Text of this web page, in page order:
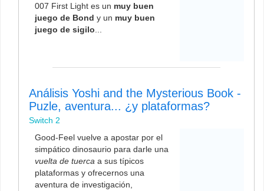
007 First Light es un muy buen
juego de Bond y un muy buen
juego de sigilo
Análisis Yoshi and the Mysterious Book -
Puzle, aventura... ¿y plataformas?
Switch 2
Good-Feel vuelve a apostar por el
simpático dinosaurio para darle una
vuelta de tuerca a sus típicos
plataformas y ofrecernos una
aventura de investigación,